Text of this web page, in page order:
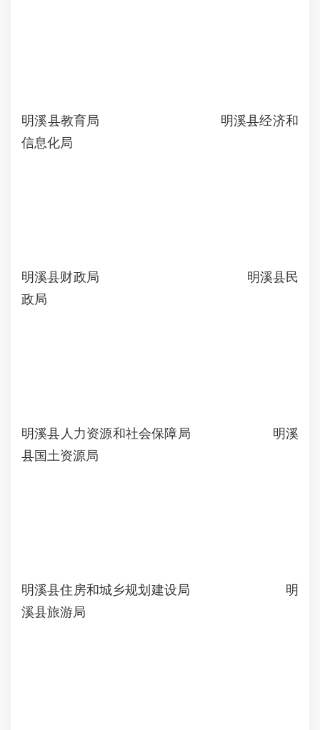
明溪县教育局 明溪县经济和
信息化局
明溪县财政局 明溪县民
政局
明溪县人力资源和社会保障局 明溪
县国土资源局
明溪县住房和城乡规划建设局 明
溪县旅游局